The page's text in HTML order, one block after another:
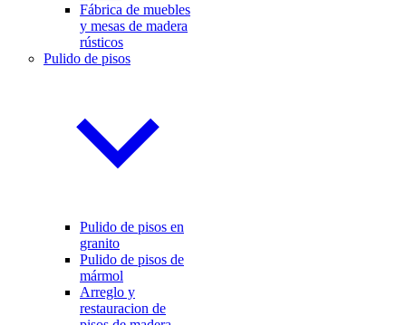
Fábrica de muebles
y mesas de madera
rústicos
Pulido de pisos
Pulido de pisos en
granito
Pulido de pisos de
mármol
Arreglo y
restauracion de